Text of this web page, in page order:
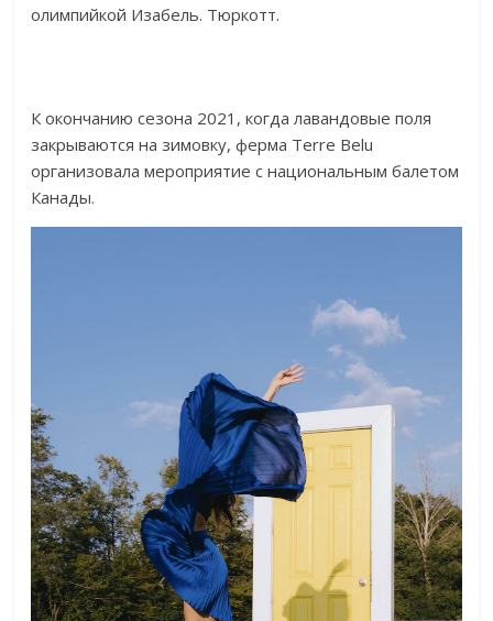
олимпийкой Изабель. Тюркотт.
К окончанию сезона 2021, когда лавандовые поля
закрываются на зимовку, ферма Terre Belu
организовала мероприятие с национальным балетом
Канады.